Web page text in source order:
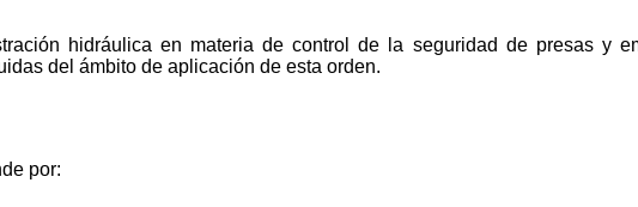
hidráulica en materia de control de la seguridad de presas y
del ámbito de aplicación de esta orden.
por: